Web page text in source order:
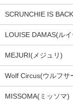
SCRUNCHIE IS
LOUISE DAMAS(ル
MEJURI(メジュリ)
Wolf Circus(ウルフサ
MISSOMA(ミッソマ)